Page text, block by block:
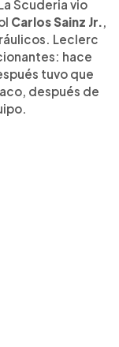
Scuderia vio
Carlos Sainz Jr.,
Leclerc
hace
tuvo que
después de